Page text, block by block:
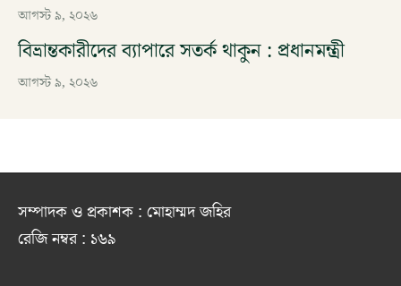
আগস্ট ৯, ২০২৬
বিভ্রান্তকারীদের ব্যাপারে সতর্ক থাকুন : প্রধানমন্ত্রী
আগস্ট ৯, ২০২৬
সম্পাদক ও প্রকাশক : মোহাম্মদ জহির
রেজি নম্বর : ১৬৯